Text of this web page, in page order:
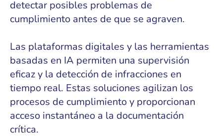
detectar posibles problemas de
cumplimiento antes de que se agraven.
Las plataformas digitales y las herramientas
basadas en IA permiten una supervisión
eficaz y la detección de infracciones en
tiempo real. Estas soluciones agilizan los
procesos de cumplimiento y proporcionan
acceso instantáneo a la documentación
crítica.